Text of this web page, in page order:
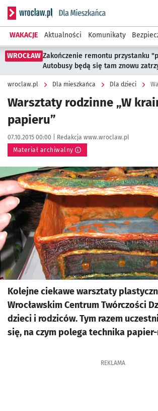
Serwis informacyjny wroclaw.pl
WAKACJE Aktualności Komunikaty
WROCŁAW Zakończenie remontu przystanku
Autobusy będą się tam znowu
wroclaw.pl Dla mieszkańca Dla dzieci
Warsztaty rodzinne „W
papieru”
Data publikacji:
07.10.2015 00:00 | Autor:
Redakcja www.wroclaw.pl
Materiał archiwalny
Kliknij, aby powiększyć
Kolejne ciekawe warsztaty
Wrocławskim Centrum Twórczości
dzieci i rodziców. Tym razem
się, na czym polega technika
REKLAMA